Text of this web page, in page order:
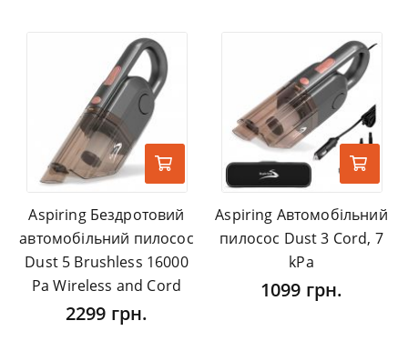
Aspiring Бездротовий
автомобільний пилосос
Dust 5 Brushless 16000
Pa Wireless and Cord
2299 грн.
Aspiring Автомобільний
пилосос Dust 3 Cord, 7
kPa
1099 грн.